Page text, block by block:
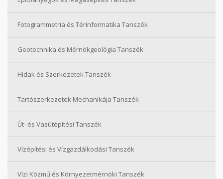
Fotogrammetria és Térinformatika Tanszék
Geotechnika és Mérnökgeológia Tanszék
Hidak és Szerkezetek Tanszék
Tartószerkezetek Mechanikája Tanszék
Út- és Vasútépítési Tanszék
Vízépítési és Vízgazdálkodási Tanszék
Vízi Közmű és Környezetmérnöki Tanszék